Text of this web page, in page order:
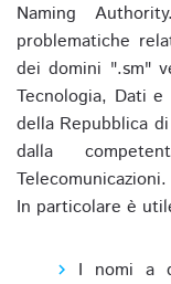
Naming
problematiche
dei domini ".sm"
Tecnologia, Dati
della Repubblica
dalla
Telecomunicazioni.
In particolare è
I nomi a